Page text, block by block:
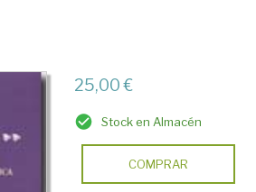
25,00 €
Stock en Almacén
COMPRAR